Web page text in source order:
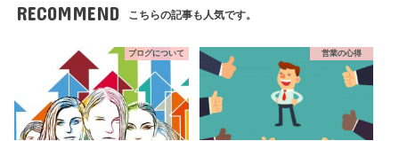
RECOMMEND こちらの記事も人気です。
ブログについて 営業の心得